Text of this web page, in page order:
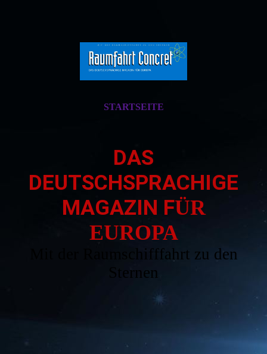
STARTSEITE
DAS
DEUTSCHSPRACHIGE
MAGAZIN FÜR
EUROPA
Mit der Raumschifffahrt zu den
Sternen